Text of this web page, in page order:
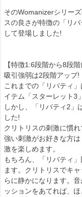
そのWomanizerシリー
スの良さが特徴の「リ
して登場しました!
【特徴1:6段階から8段
吸引強弱は2段階アップ!
これまでの「リバティ
イテム「スターレット3
しかし、「リバティ2」
した!
クリトリスの刺激に慣
強い刺激がお好きな方
激を楽しめます。
もちろん、「リバティ
ます。クリトリスでキ
らに静かになります。
ッションをあてれば、ほ